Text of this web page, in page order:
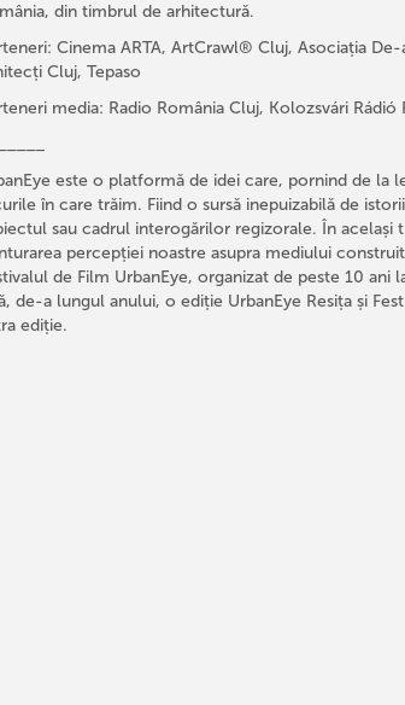
din timbrul de arhitectură.
Cinema ARTA, ArtCrawl® Cluj, Asociația
Cluj, Tepaso
media: Radio România Cluj, Kolozsvári
este o platformă de idei care, pornind de la
în care trăim. Fiind o sursă inepuizabilă de
sau cadrul interogărilor regizorale. În
percepției noastre asupra mediului
de Film UrbanEye, organizat de peste 10
de-a lungul anului, o ediție UrbanEye Resița și
ediție.